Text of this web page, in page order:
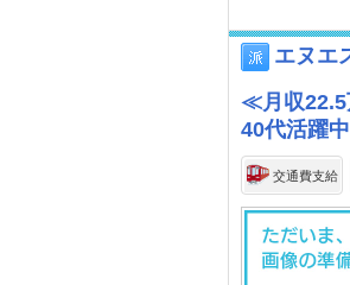
エヌエ
≪月収22.5
40代活躍中
交通費支給